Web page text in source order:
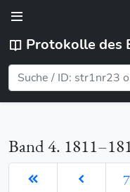
Protokolle des
Band 4.